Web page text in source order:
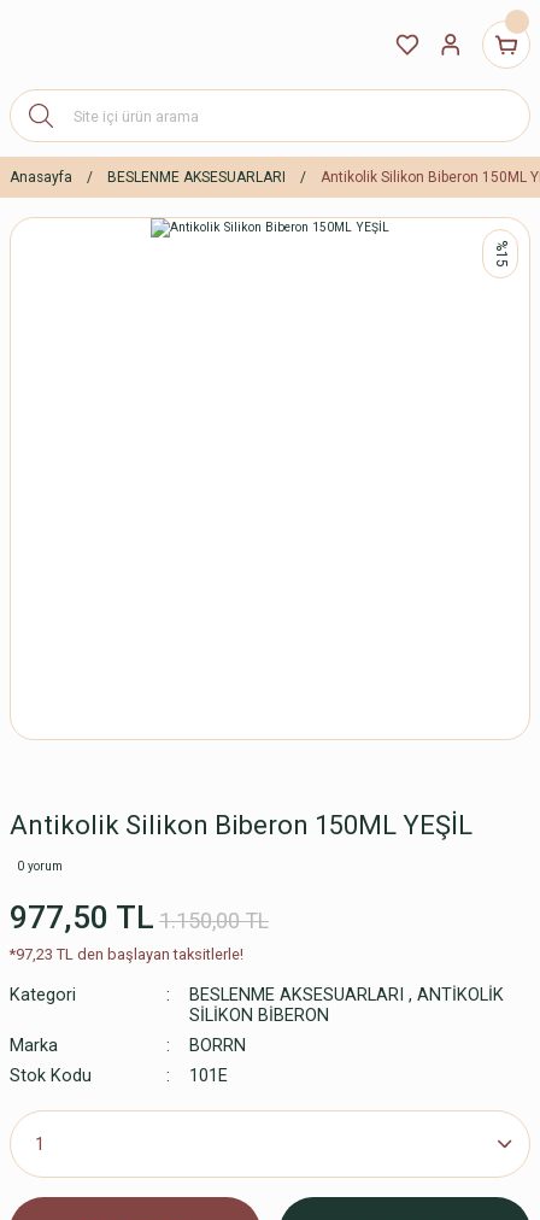
Anasayfa BESLENME AKSESUARLARI Antikolik Silikon Biberon 150ML
%15
Antikolik Silikon Biberon 150ML YEŞİL
0 yorum
977,50 TL 1.150,00 TL
*97,23 TL den başlayan taksitlerle!
Kategori BESLENME AKSESUARLARI , ANTİKOLİK
SİLİKON BİBERON
Marka
BORRN
Stok Kodu
101E